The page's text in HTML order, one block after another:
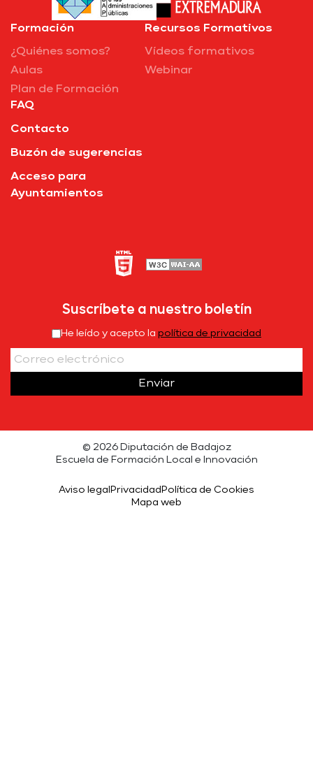
Formación
¿Quiénes somos?
Aulas
Plan de Formación
Recursos Formativos
Vídeos formativos
Webinar
FAQ
Contacto
Buzón de sugerencias
Acceso para
Ayuntamientos
Suscríbete a nuestro boletín
He leído y acepto la política de privacidad
Enviar
© 2026 Diputación de Badajoz
Escuela de Formación Local e Innovación
Aviso legal Privacidad Política de Cookies
Mapa web